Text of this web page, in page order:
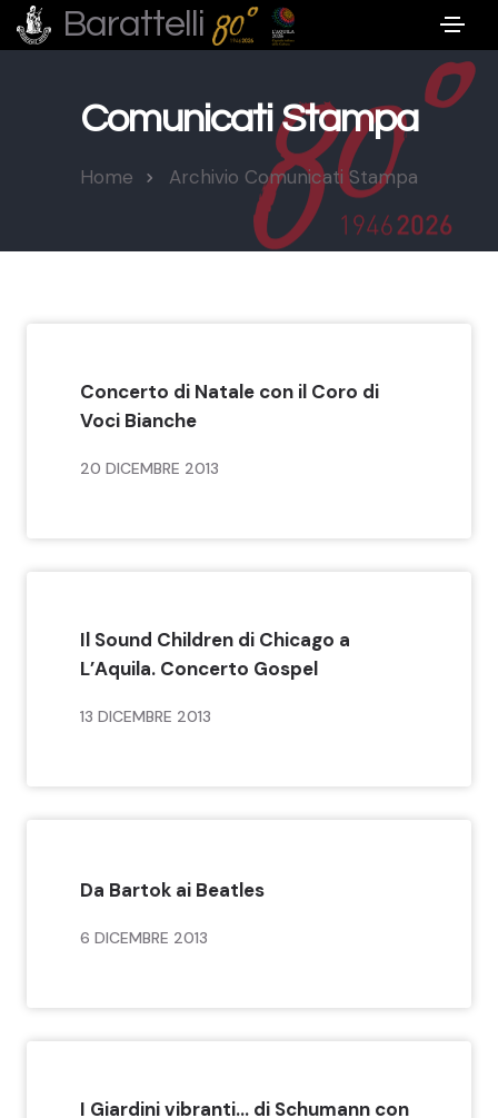
Barattelli
Comunicati Stampa
Home Archivio Comunicati Stampa
Concerto di Natale con il Coro di
Voci Bianche
20 DICEMBRE 2013
Il Sound Children di Chicago a
L’Aquila. Concerto Gospel
13 DICEMBRE 2013
Da Bartok ai Beatles
6 DICEMBRE 2013
I Giardini vibranti… di Schumann con